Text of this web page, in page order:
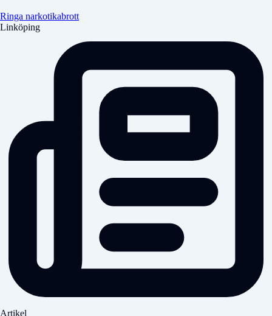
Ringa narkotikabrott
Linköping
Artikel